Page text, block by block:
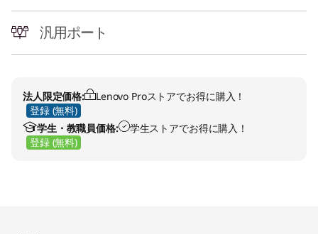
汎用ポート
法人限定価格:
Lenovo Proストアでお得に購入！
登録 (無料)
学生・教職員価格:
学生ストアでお得に購入！
登録 (無料)